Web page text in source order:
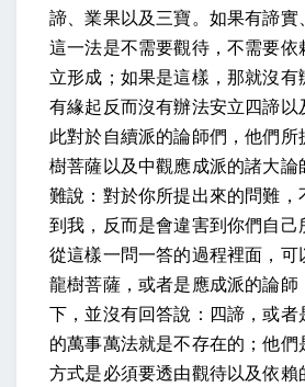
諦、業果以及三寶。如果有諦實
這一法是不需要觀待，不需要依
立形成；如果是這樣，那就沒有
有緣起反而沒有辦法安立四諦以
此對於自續派的論師們，他們所
樹菩薩以及中觀應成派的諸大論
難說：對於你所提出來的問難，
到我，反而是會違害到你們自己
從這樣一問一答的過程裡面，可
龍樹菩薩，或者是應成派的論師
下，並沒有回答說：四諦，或者
的萬事萬法就是不存在的；他們
方式是必須要透由觀待以及依賴